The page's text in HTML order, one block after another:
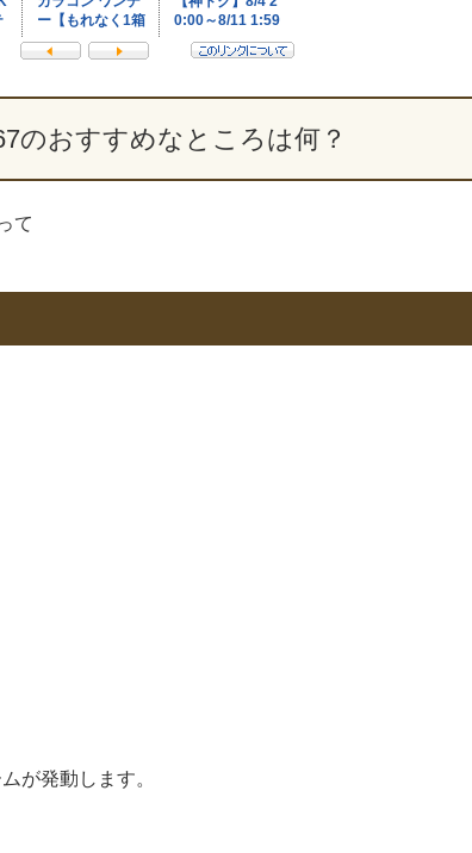
のおすすめなところは何？
て
が発動します。